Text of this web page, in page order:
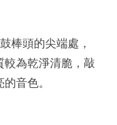
棒頭的尖端處，
較為乾淨清脆，敲
音色。